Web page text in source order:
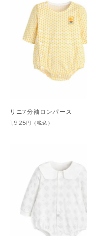
リニ7分袖ロンパース
1,925円 （税込）